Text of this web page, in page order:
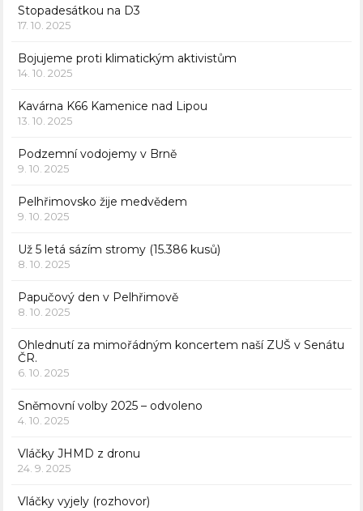
Stopadesátkou na D3
17. 10. 2025
Bojujeme proti klimatickým aktivistům
14. 10. 2025
Kavárna K66 Kamenice nad Lipou
13. 10. 2025
Podzemní vodojemy v Brně
9. 10. 2025
Pelhřimovsko žije medvědem
9. 10. 2025
Už 5 letá sázím stromy (15.386 kusů)
8. 10. 2025
Papučový den v Pelhřimově
8. 10. 2025
Ohlednutí za mimořádným koncertem naší ZUŠ v Senátu
ČR.
6. 10. 2025
Sněmovní volby 2025 – odvoleno
4. 10. 2025
Vláčky JHMD z dronu
24. 9. 2025
Vláčky vyjely (rozhovor)